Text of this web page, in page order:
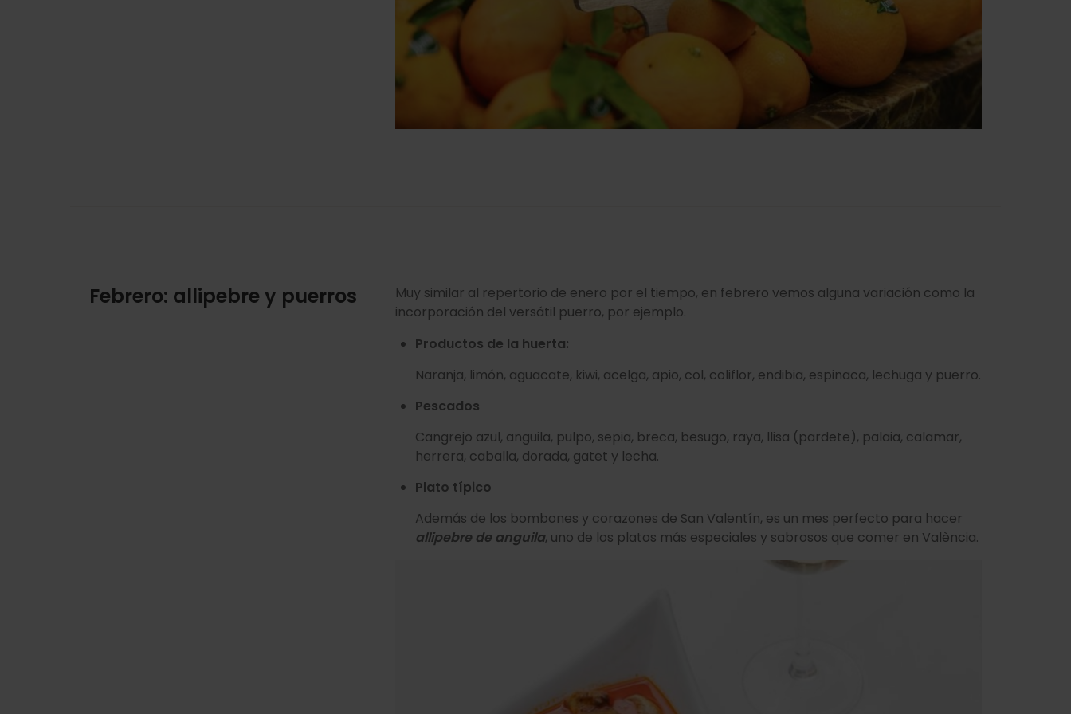
Febrero: allipebre y puerros
Muy similar al repertorio de enero por el tiempo, en febrero vemos alguna variación como la
incorporación del versátil puerro, por ejemplo.
Productos de la huerta:
Naranja, limón, aguacate, kiwi, acelga, apio, col, coliflor, endibia, espinaca, lechuga y puerro.
Pescados
Cangrejo azul, anguila, pulpo, sepia, breca, besugo, raya, llisa (pardete), palaia, calamar,
herrera, caballa, dorada, gatet y lecha.
Plato típico
Además de los bombones y corazones de San Valentín, es un mes perfecto para hacer
allipebre de anguila, uno de los platos más especiales y sabrosos que comer en València.